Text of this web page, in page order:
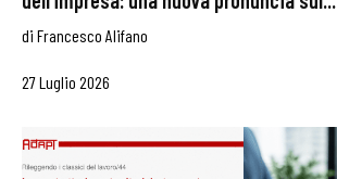
di Francesco Alifano
27 Luglio 2026